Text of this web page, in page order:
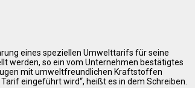
eines speziellen Umwelttarifs für seine
werden, so ein vom Unternehmen bestätigtes
mit umweltfreundlichen Kraftstoffen
eingeführt wird“, heißt es in dem Schreiben.